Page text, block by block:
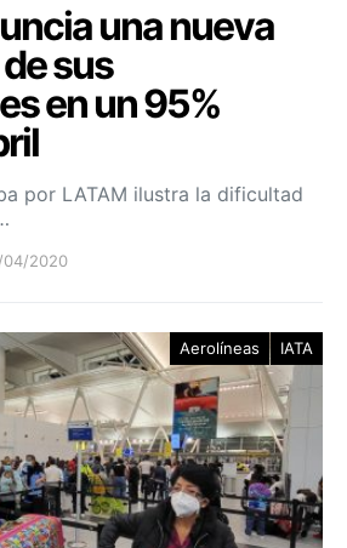
una nueva
sus
en un 95%
por LATAM ilustra la dificultad
04/2020
Aerolíneas IATA